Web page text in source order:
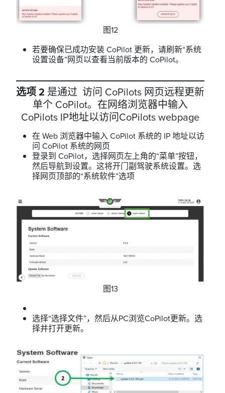
图12
若要确保已成功安装 CoPilot 更新，请刷新“系统
设置设备”网页以查看当前版本的 CoPilot。
选项 2 是通过 访问 CoPilots 网页远程更新
单个 CoPilot。在网络浏览器中输入
CoPilots IP地址以访问CoPilots webpage
在 Web 浏览器中输入 CoPilot 系统的 IP 地址以访
问 CoP​​ilot 系统的网页
登录到 CoPilot，选择网页左上角的“菜单”按钮，
然后导航到设置。这将开门副驾驶系统设置。选
择网页顶部的“系统软件”选项
图13
选择“选择文件”，然后从PC浏览CoPilot更新。选
择并打开更新。